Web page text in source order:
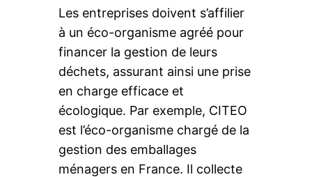
Les entreprises doivent s’affilier
à un éco-organisme agréé pour
financer la gestion de leurs
déchets, assurant ainsi une prise
en charge efficace et
écologique. Par exemple, CITEO
est l’éco-organisme chargé de la
gestion des emballages
ménagers en France. Il collecte